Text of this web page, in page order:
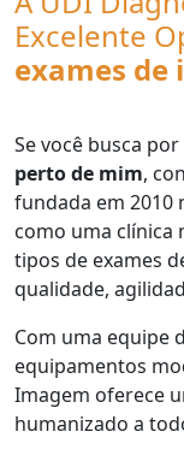
Excelente
exames de
Se você busca
perto de mim,
fundada em 2010
como uma clínica
tipos de exames
qualidade,
Com uma equipe
equipamentos
Imagem oferece
humanizado a